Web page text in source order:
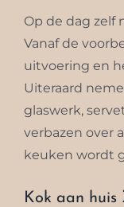
Op de dag zelf
Vanaf de
uitvoering en
Uiteraard
glaswerk,
verbazen over
keuken wordt
Kok aan